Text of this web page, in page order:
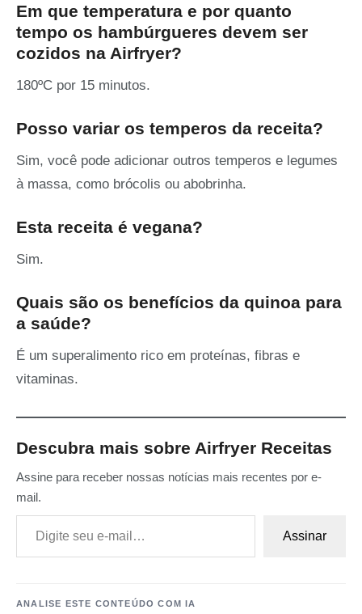
Em que temperatura e por quanto
tempo os hambúrgueres devem ser
cozidos na Airfryer?
180ºC por 15 minutos.
Posso variar os temperos da receita?
Sim, você pode adicionar outros temperos e legumes
à massa, como brócolis ou abobrinha.
Esta receita é vegana?
Sim.
Quais são os benefícios da quinoa para
a saúde?
É um superalimento rico em proteínas, fibras e
vitaminas.
Descubra mais sobre Airfryer Receitas
Assine para receber nossas notícias mais recentes por e-
mail.
Digite seu e-mail…
Assinar
ANALISE ESTE CONTEÚDO COM IA